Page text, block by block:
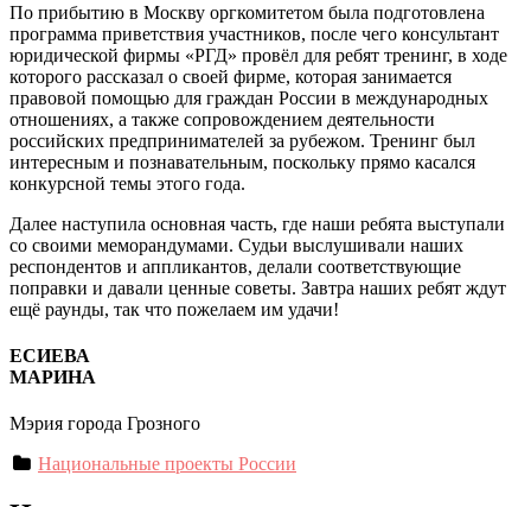
По прибытию в Москву оргкомитетом была подготовлена
программа приветствия участников, после чего консультант
юридической фирмы «РГД» провёл для ребят тренинг, в ходе
которого рассказал о своей фирме, которая занимается
правовой помощью для граждан России в международных
отношениях, а также сопровождением деятельности
российских предпринимателей за рубежом. Тренинг был
интересным и познавательным, поскольку прямо касался
конкурсной темы этого года.
Далее наступила основная часть, где наши ребята выступали
со своими меморандумами. Судьи выслушивали наших
респондентов и аппликантов, делали соответствующие
поправки и давали ценные советы. Завтра наших ребят ждут
ещё раунды, так что пожелаем им удачи!
ЕСИЕВА
МАРИНА
Мэрия города Грозного
Национальные проекты России